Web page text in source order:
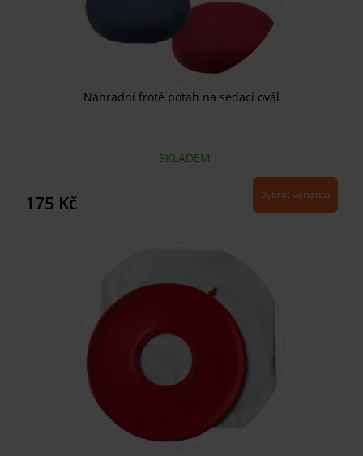
Náhradní froté potah na sedací ovál
SKLADEM
175 Kč Vybrat variantu